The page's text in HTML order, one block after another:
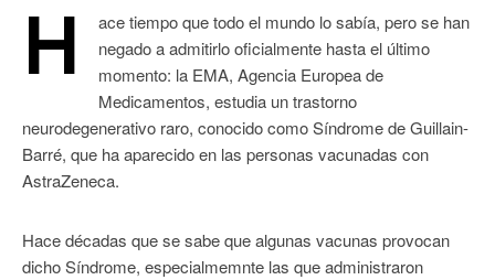
H
ace tiempo que todo el mundo lo sabía, pero se han
negado a admitirlo oficialmente hasta el último
momento: la EMA, Agencia Europea de
Medicamentos, estudia un trastorno
neurodegenerativo raro, conocido como Síndrome de Guillain-
Barré, que ha aparecido en las personas vacunadas con
AstraZeneca.
Hace décadas que se sabe que algunas vacunas provocan
dicho Síndrome, especialmemnte las que administraron